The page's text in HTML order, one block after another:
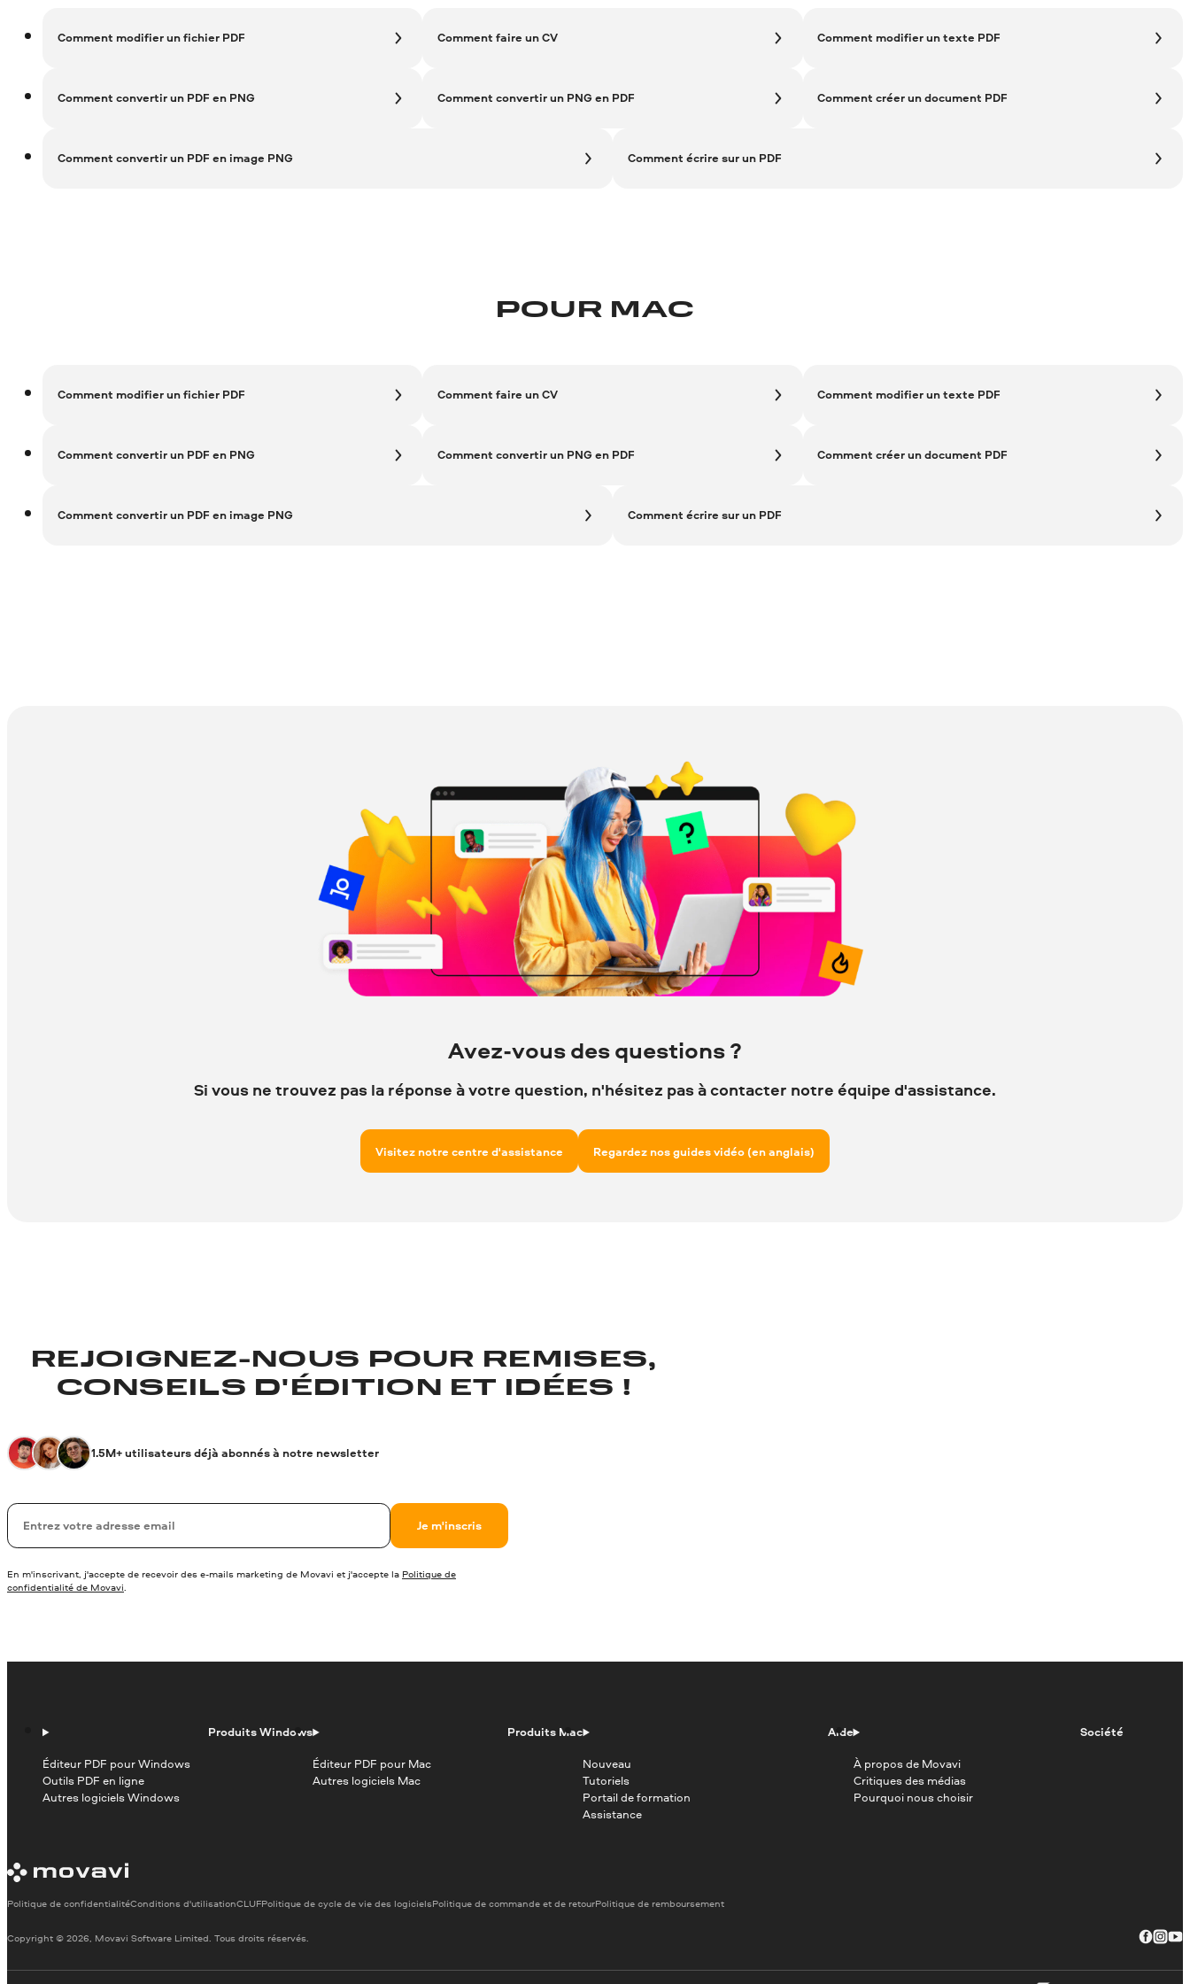
Comment modifier un fichier PDF Comment faire un CV Comment modifier un texte PDF
Comment convertir un PDF en PNG Comment convertir un PNG en PDF Comment créer un document PDF
Comment convertir un PDF en image PNG Comment écrire sur un PDF
POUR MAC
Comment modifier un fichier PDF Comment faire un CV Comment modifier un texte PDF
Comment convertir un PDF en PNG Comment convertir un PNG en PDF Comment créer un document PDF
Comment convertir un PDF en image PNG Comment écrire sur un PDF
Avez-vous des questions ?
Si vous ne trouvez pas la réponse à votre question, n'hésitez pas à contacter notre équipe d'assistance.
Visitez notre centre d'assistance Regardez nos guides vidéo (en anglais)
REJOIGNEZ-NOUS POUR REMISES,
CONSEILS D'ÉDITION ET IDÉES !
1.5M+ utilisateurs déjà abonnés à notre newsletter
Votre adresse de messagerie Je m'inscris
En m'inscrivant, j'accepte de recevoir des e-mails marketing de Movavi et j'accepte la Politique de
confidentialité de Movavi.
Produits Windows
Éditeur PDF pour Windows
Outils PDF en ligne
Autres logiciels Windows
Produits Mac
Éditeur PDF pour Mac
Autres logiciels Mac
Aide
Nouveau
Tutoriels
Portail de formation
Assistance
Société
À propos de Movavi
Critiques des médias
Pourquoi nous choisir
Copyright © 2026, Movavi Software Limited. Tous droits réservés.
Politique de confidentialitéConditions d'utilisationCLUFPolitique de cycle de vie des logicielsPolitique de commande et de retourPolitique de remboursement